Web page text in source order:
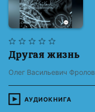
Другая жизнь
Олег Васильевич Фролов
АУДИОКНИГА